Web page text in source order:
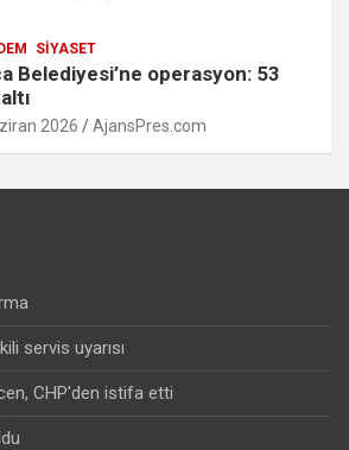
SIYASET
Belediyesi’ne operasyon: 53
2026 AjansPres.com
servis uyarısı
CHP’den istifa etti